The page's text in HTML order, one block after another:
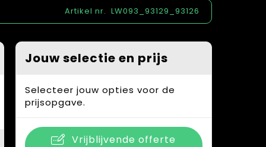
Artikel nr. LW093_93129_93126
Jouw selectie en prijs
Selecteer jouw opties voor de
prijsopgave.
Vrijblijvende offerte